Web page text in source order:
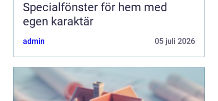
Specialfönster för hem med
egen karaktär
admin 05 juli 2026